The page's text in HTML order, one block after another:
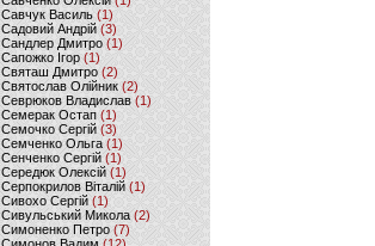
Савчук Василь (1)
Садовий Андрій (3)
Сандлер Дмитро(1)
Сапожко Ігор(1)
Святаш Дмитро (2)
Святослав Олійник (2)
Севрюков Владислав (1)
Семерак Остап (1)
Семочко Сергій (3)
Семченко Ольга (1)
Сенченко Сергій(1)
Середюк Олексій(1)
Серпокрилов Віталій(1)
Сивохо Сергій(1)
Сивульський Микола(2)
Симоненко Петро(7)